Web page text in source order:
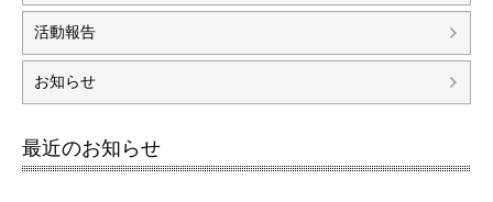
活動報告
お知らせ
最近のお知らせ